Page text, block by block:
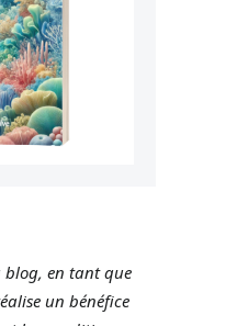
blog, en tant que
un bénéfice